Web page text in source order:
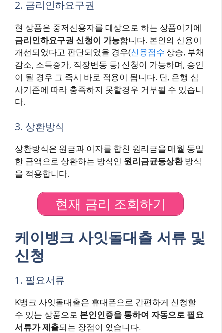
2. 금리인하요구권
현 상품은 중저신용자를 대상으로 하는 상품이기에
금리인하요구권 신청이 가능합니다. 본인의 신용이
개선되었다고 판단되었을 경우(신용점수 상승, 부채
감소, 소득증가, 직장변동 등) 신청이 가능하며, 승인
이 될 경우 그 즉시 바로 적용이 됩니다. 단, 은행 심
사기준에 따라 충족하지 못할경우 거부될 수 있습니
다.
3. 상환방식
상환방식은 원금과 이자를 합친 원리금을 매월 동일
한 금액으로 상환하는 방식인 원리금균등상환방식
을 적용합니다.
현재 금리 조회하기
케이뱅크 사잇돌대출 서류 및
신청
1. 필요서류
K뱅크 사잇돌대출은 휴대폰으로 간편하게 신청할
수 있는 상품으로 본인인증을 통하여 자동으로 필요
서류가 제출되는 장점이 있습니다.